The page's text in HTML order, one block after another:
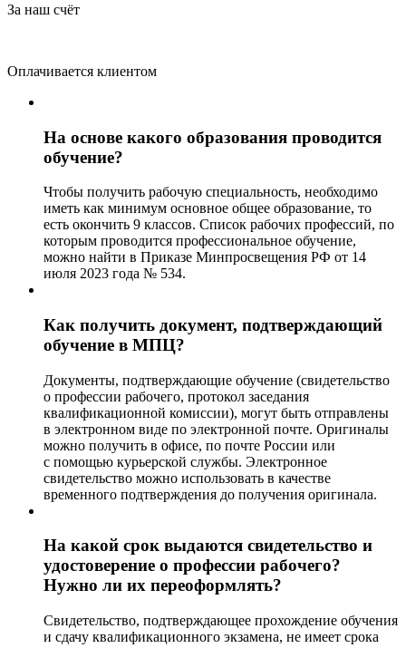
За наш счёт
Оплачивается клиентом
На основе какого образования проводится
обучение?
Чтобы получить рабочую специальность, необходимо
иметь как минимум основное общее образование, то
есть окончить 9 классов. Список рабочих профессий, по
которым проводится профессиональное обучение,
можно найти в Приказе Минпросвещения РФ от 14
июля 2023 года № 534.
Как получить документ, подтверждающий
обучение в МПЦ?
Документы, подтверждающие обучение (свидетельство
о профессии рабочего, протокол заседания
квалификационной комиссии), могут быть отправлены
в электронном виде по электронной почте. Оригиналы
можно получить в офисе, по почте России или
с помощью курьерской службы. Электронное
свидетельство можно использовать в качестве
временного подтверждения до получения оригинала.
На какой срок выдаются свидетельство и
удостоверение о профессии рабочего?
Нужно ли их переоформлять?
Свидетельство, подтверждающее прохождение обучения
и сдачу квалификационного экзамена, не имеет срока